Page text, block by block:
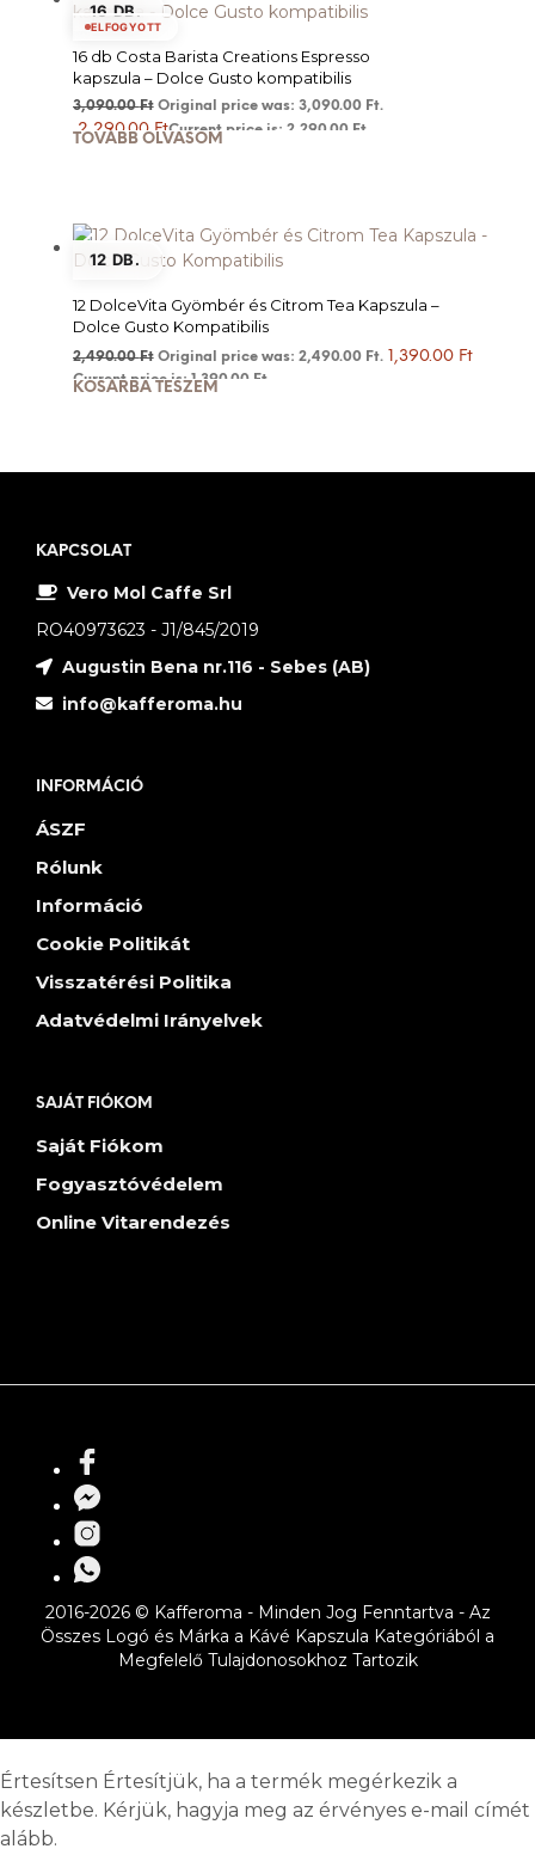
16 DB.
ELFOGYOTT
16 db Costa Barista Creations Espresso
kapszula – Dolce Gusto kompatibilis
3,090.00Ft Original price was: 3,090.00 Ft.
2,290.00FtCurrent price is: 2,290.00 Ft.
TOVÁBB OLVASOM
12 DB.
12 DolceVita Gyömbér és Citrom Tea Kapszula –
Dolce Gusto Kompatibilis
2,490.00Ft Original price was: 2,490.00 Ft. 1,390.00 Ft
Current price is: 1,390.00 Ft.
KOSÁRBA TESZEM
KAPCSOLAT
Vero Mol Caffe Srl
RO40973623 - J1/845/2019
Augustin Bena nr.116 - Sebes (AB)
info@kafferoma.hu
INFORMÁCIÓ
ÁSZF
Rólunk
Információ
Cookie Politikát
Visszatérési Politika
Adatvédelmi Irányelvek
SAJÁT FIÓKOM
Saját Fiókom
Fogyasztóvédelem
Online Vitarendezés
2016-2026 © Kafferoma - Minden Jog Fenntartva - Az
Összes Logó és Márka a Kávé Kapszula Kategóriából a
Megfelelő Tulajdonosokhoz Tartozik
Értesítsen Értesítjük, ha a termék megérkezik a
készletbe. Kérjük, hagyja meg az érvényes e-mail címét
alább.